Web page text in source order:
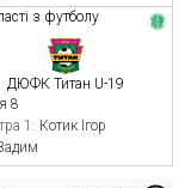
з футболу
ДЮФК Титан U-19
8
1: Котик Ігор